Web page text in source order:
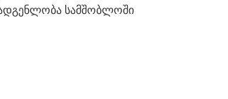
სამშობლოში